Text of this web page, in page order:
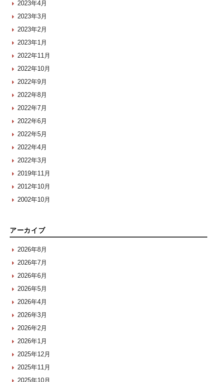
2023年4月
2023年3月
2023年2月
2023年1月
2022年11月
2022年10月
2022年9月
2022年8月
2022年7月
2022年6月
2022年5月
2022年4月
2022年3月
2019年11月
2012年10月
2002年10月
アーカイブ
2026年8月
2026年7月
2026年6月
2026年5月
2026年4月
2026年3月
2026年2月
2026年1月
2025年12月
2025年11月
2025年10月